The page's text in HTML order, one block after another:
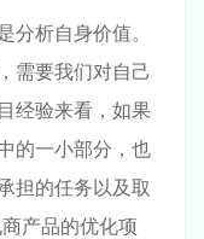
分析自身价值。
需要我们对自己
经验来看，如果
的一小部分，也
担的任务以及取
产品的优化项